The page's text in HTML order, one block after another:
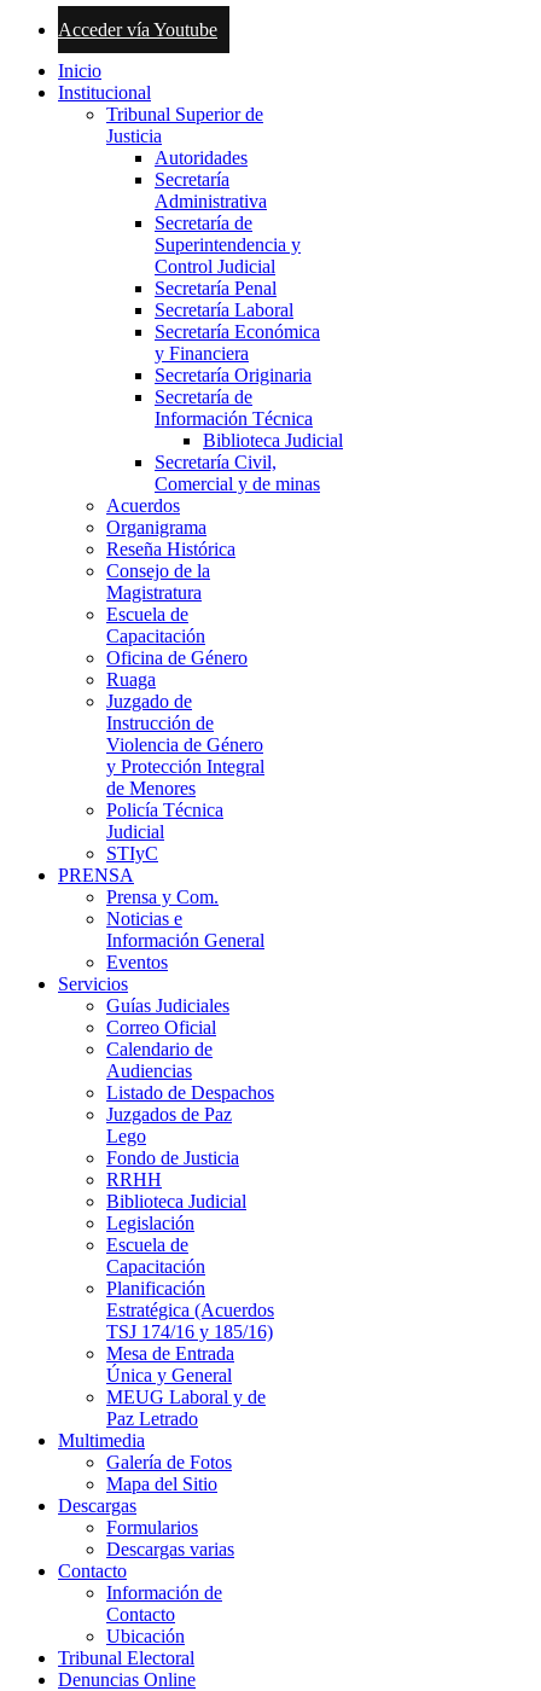
Acceder vía Youtube
Inicio
Institucional
Tribunal Superior de
Justicia
Autoridades
Secretaría
Administrativa
Secretaría de
Superintendencia y
Control Judicial
Secretaría Penal
Secretaría Laboral
Secretaría Económica
y Financiera
Secretaría Originaria
Secretaría de
Información Técnica
Biblioteca Judicial
Secretaría Civil,
Comercial y de minas
Acuerdos
Organigrama
Reseña Histórica
Consejo de la
Magistratura
Escuela de
Capacitación
Oficina de Género
Ruaga
Juzgado de
Instrucción de
Violencia de Género
y Protección Integral
de Menores
Policía Técnica
Judicial
STIyC
PRENSA
Prensa y Com.
Noticias e
Información General
Eventos
Servicios
Guías Judiciales
Correo Oficial
Calendario de
Audiencias
Listado de Despachos
Juzgados de Paz
Lego
Fondo de Justicia
RRHH
Biblioteca Judicial
Legislación
Escuela de
Capacitación
Planificación
Estratégica (Acuerdos
TSJ 174/16 y 185/16)
Mesa de Entrada
Única y General
MEUG Laboral y de
Paz Letrado
Multimedia
Galería de Fotos
Mapa del Sitio
Descargas
Formularios
Descargas varias
Contacto
Información de
Contacto
Ubicación
Tribunal Electoral
Denuncias Online